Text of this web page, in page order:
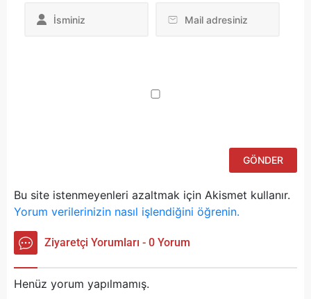
Bu site istenmeyenleri azaltmak için Akismet kullanır.
Yorum verilerinizin nasıl işlendiğini öğrenin.
Ziyaretçi Yorumları - 0 Yorum
Henüz yorum yapılmamış.